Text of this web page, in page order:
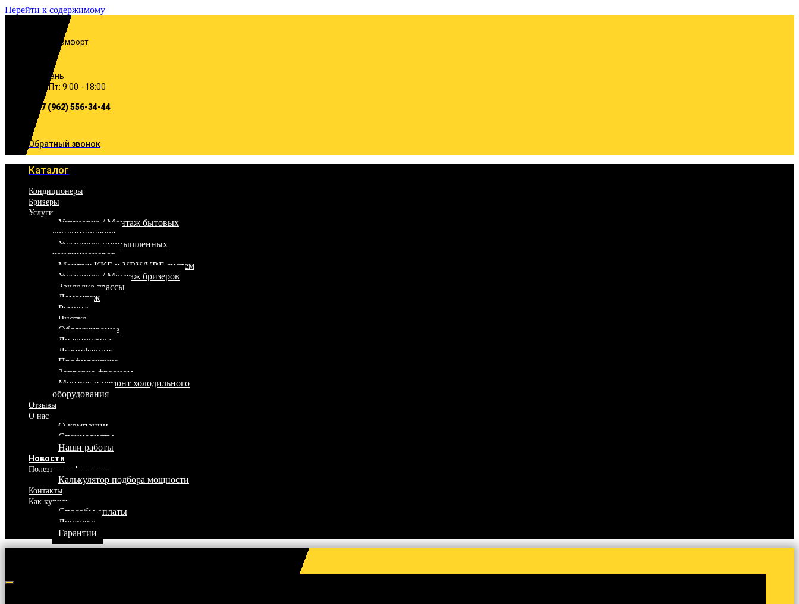
Перейти к содержимому
Включи комфорт
Казань
Пн-Пт: 9:00 - 18:00
+7 (962) 556-34-44
Обратный звонок
Каталог
Кондиционеры
Бризеры
Услуги
Установка / Монтаж бытовых
кондиционеров
Установка промышленных
кондиционеров
Монтаж ККБ и VRV/VRF систем
Установка / Монтаж бризеров
Закладка трассы
Демонтаж
Ремонт
Чистка
Обслуживание
Диагностика
Дезинфекция
Профилактика
Заправка фреоном
Монтаж и ремонт холодильного
оборудования
Отзывы
О нас
О компании
Специалисты
Наши работы
Новости
Полезная информация
Калькулятор подбора мощности
Контакты
Как купить
Способы оплаты
Доставка
Гарантии